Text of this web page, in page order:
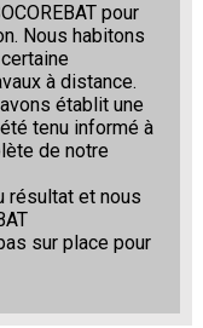
pour
Nous habitons
à distance.
établit une
tenu informé à
de notre
résultat et nous
sur place pour